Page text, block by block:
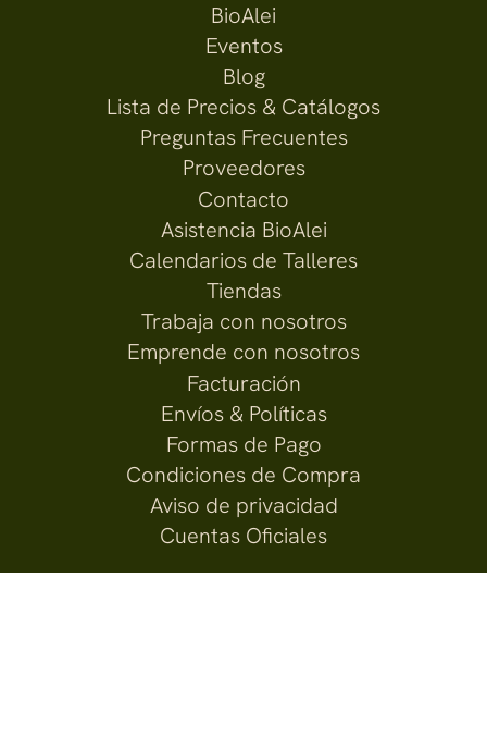
BioAlei
Eventos
Blog
Lista de Precios & Catálogos
Preguntas Frecuentes
Proveedores
Contacto
Asistencia BioAlei
Calendarios de Talleres
Tiendas
Trabaja con nosotros
Emprende con nosotros
Facturación
Envíos & Políticas
Formas de Pago
Condiciones de Compra
Aviso de privacidad
Cuentas Oficiales